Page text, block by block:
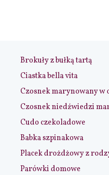
Brokuły z bułką tartą
Ciastka bella vita
Czosnek marynowany w
Czosnek niedźwiedzi
Cudo czekoladowe
Babka szpinakowa
Placek drożdżowy z
Parówki domowe